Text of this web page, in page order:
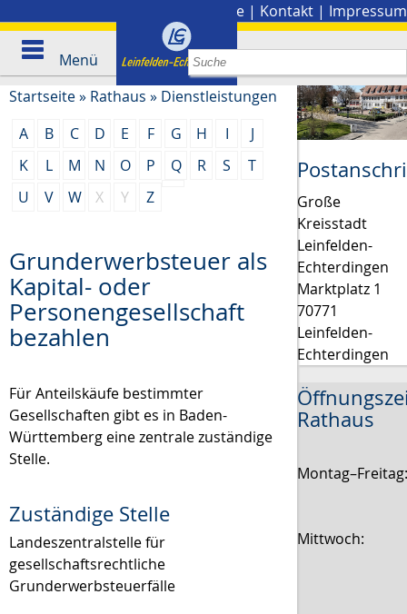
Presse | Kontakt | Impressum
Menü
Startseite» Rathaus » Dienstleistungen
A
B C D E F G H I
J
K
L M N O P Q R S
T
U
V W X Y Z
Grunderwerbsteuer als
Kapital- oder
Personengesellschaft
bezahlen
Für Anteilskäufe bestimmter
Gesellschaften gibt es in Baden-
Württemberg eine zentrale zuständige
Stelle.
Zuständige Stelle
Landeszentralstelle für
gesellschaftsrechtliche
Grunderwerbsteuerfälle
Große
Kreisstadt
Leinfelden-
Echterdingen
Marktplatz 1
70771
Leinfelden-
Echterdingen
Rathaus
Mittwoch: